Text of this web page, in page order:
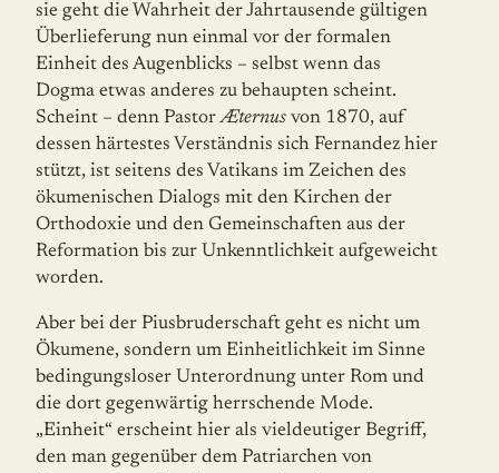
sie geht die Wahrheit der Jahrtau­sen­de gültigen
Überlieferung nun einmal vor der formalen
Einheit des Augenblicks – selbst wenn das
Dogma etwas anderes zu behaupten scheint.
Scheint – denn PastorÆter­nus von 1870, auf
dessen härtestes Verständnis sich Fernandez hier
stützt, ist seitens des Vatikans im Zeichen des
ökumenischen Dialogs mit den Kirchen der
Orthodoxie und den Gemeinschaften aus der
Reformation bis zur Unkenntlichkeit aufgeweicht
worden.
Aber bei der Piusbruderschaft geht es nicht um
Ökumene, sondern um Einheitlichkeit im Sinne
bedingungsloser Unterordnung unter Rom und
die dort gegenwärtig herr­schen­de Mode.
„Einheit“ erscheint hier als vieldeutiger Begriff,
den man gegenüber dem Patriarchen von